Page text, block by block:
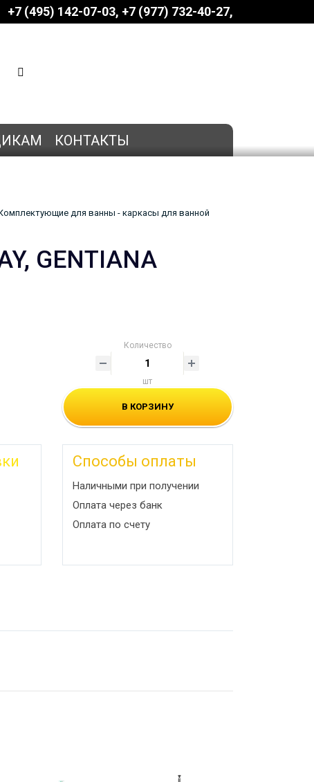
+7 (495) 142-07-03 ‎‎+7 (977) 732-40-27
КОНТАКТЫ
для ванны - каркасы для ванной
GENTIANA
Количество
шт
В КОРЗИНУ
Способы оплаты
Наличными при получении
Оплата через банк
Оплата по счету